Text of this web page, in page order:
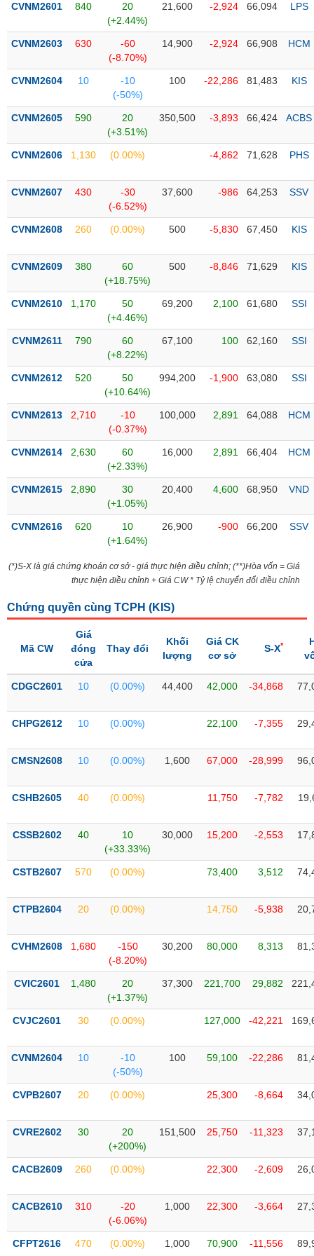
thái
phiếu
mô
thị
Niêm
Niêm
mới
yết
sung
niêm
yết
Theo
dõi
biệt
được
quỹ
mục
ETF
phiếu
tiết
quan
dịch
chính
tích
thuật
sơ
doanh
Tin
Tâm
thị
trường
CVNM2601 840
20
(+2.44%)
21,600 -2,924 66,094 LPS
CVNM2603 630
-60
(-8.70%)
14,900 -2,924 66,908 HCM
CVNM2604 10
-10
(-50%)
100 -22,286 81,483 KIS
CVNM2605 590
20
(+3.51%)
350,500 -3,893 66,424 ACBS
CVNM2606 1,130 (0.00%) -4,862 71,628 PHS
CVNM2607 430
-30
(-6.52%)
37,600 -986 64,253 SSV
CVNM2608 260 (0.00%) 500 -5,830 67,450 KIS
CVNM2609 380
60
(+18.75%)
500 -8,846 71,629 KIS
CVNM2610 1,170
50
(+4.46%)
69,200 2,100 61,680 SSI
CVNM2611 790
60
(+8.22%)
67,100 100 62,160 SSI
CVNM2612 520
50
(+10.64%)
994,200 -1,900 63,080 SSI
CVNM2613 2,710
-10
(-0.37%)
100,000 2,891 64,088 HCM
CVNM2614 2,630
60
(+2.33%)
16,000 2,891 66,404 HCM
CVNM2615 2,890
30
(+1.05%)
20,400 4,600 68,950 VND
CVNM2616 620
10
(+1.64%)
26,900 -900 66,200 SSV
(*)S-X là giá chứng khoán cơ sở - giá thực hiện điều chỉnh; (**)Hòa vốn = Giá
thực hiện điều chỉnh + Giá CW * Tỷ lệ chuyển đổi điều chỉnh
Chứng quyền cùng TCPH (KIS)
Mã CW
Giá
đóng
cửa
Thay đổi
Khối
lượng
Giá CK
cơ sở
S-X*
CDGC2601 10 (0.00%) 44,400 42,000 -34,868
CHPG2612 10 (0.00%) 22,100 -7,355
CMSN2608 10 (0.00%) 1,600 67,000 -28,999
CSHB2605 40 (0.00%) 11,750 -7,782
CSSB2602 40
10
(+33.33%)
30,000 15,200 -2,553
CSTB2607 570 (0.00%) 73,400 3,512
CTPB2604 20 (0.00%) 14,750 -5,938
CVHM2608 1,680
-150
(-8.20%)
30,200 80,000 8,313
CVIC2601 1,480
20
(+1.37%)
37,300 221,700 29,882
CVJC2601 30 (0.00%) 127,000 -42,221
CVNM2604 10
-10
(-50%)
100 59,100 -22,286
CVPB2607 20 (0.00%) 25,300 -8,664
CVRE2602 30
20
(+200%)
151,500 25,750 -11,323
CACB2609 260 (0.00%) 22,300 -2,609
CACB2610 310
-20
(-6.06%)
1,000 22,300 -3,664
CFPT2616 470 (0.00%) 1,000 70,900 -11,556
NGÀNH
DOANH
NGHIỆP
PHIẾU
PHÁI
TRÁI
CÔNG
ĐẦU
TƯ
DỮ
MỚI
(-)
SECTOR
NĂNG
VẬT
CÔNG
DÙNG
THIẾT
YẾU
TIÊU
THIẾT
YẾU
CHĂM